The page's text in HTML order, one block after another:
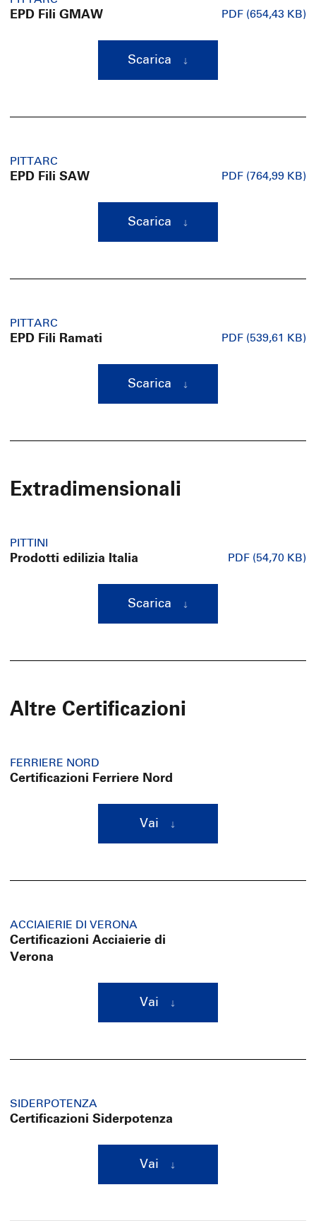
EPD Fili GMAW PDF (654,43 KB)
Scarica
PITTARC
EPD Fili SAW PDF (764,99 KB)
Scarica
PITTARC
EPD Fili Ramati PDF (539,61 KB)
Scarica
Extradimensionali
PITTINI
Prodotti edilizia Italia PDF (54,70 KB)
Scarica
Altre Certificazioni
FERRIERE NORD
Certificazioni Ferriere Nord
Vai
ACCIAIERIE DI VERONA
Certificazioni Acciaierie di
Verona
Vai
SIDERPOTENZA
Certificazioni Siderpotenza
Vai